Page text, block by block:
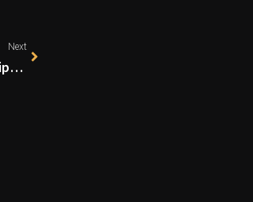
Next
Ancaman Tersembunyi: Wawancara Kerja Kripto Sebagai Jebakan Malware